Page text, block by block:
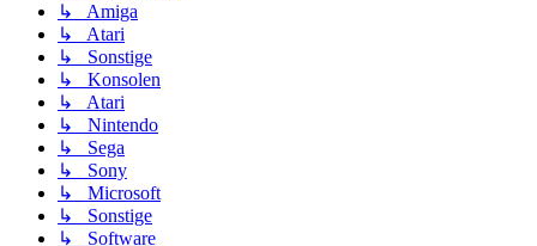
↳ Amiga
↳ Atari
↳ Sonstige
↳ Konsolen
↳ Atari
↳ Nintendo
↳ Sega
↳ Sony
↳ Microsoft
↳ Sonstige
↳ Software